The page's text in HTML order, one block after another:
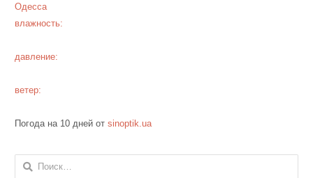
Одесса
влажность:
давление:
ветер:
Погода на 10 дней от sinoptik.ua
Найти: